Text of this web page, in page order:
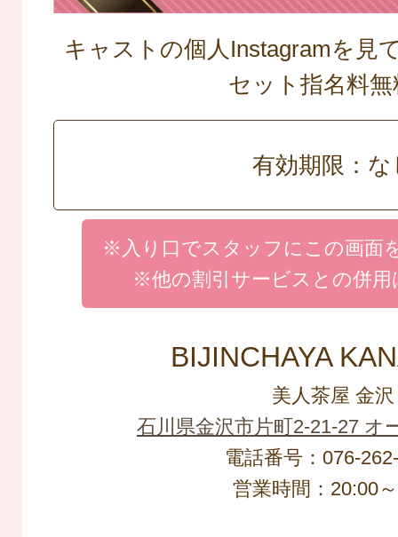
キャストの個人Instagramを見
セット指名料無
有効期限：な
※入り口でスタッフにこの画面
※他の割引サービスとの併
BIJINCHAYA
美人茶屋 金沢
石川県金沢市片町2-21-27 オ
電話番号：076-
営業時間：20:00